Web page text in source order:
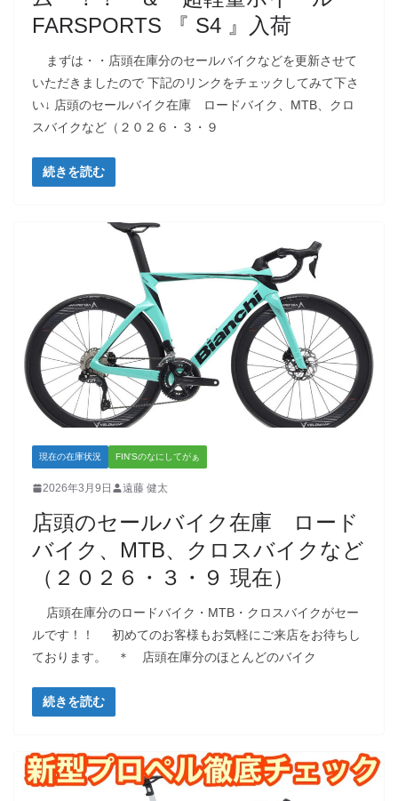
FARSPORTS 『 S4 』入荷
まずは・・店頭在庫分のセールバイクなどを更新させて
いただきましたので 下記のリンクをチェックしてみて下さ
い↓ 店頭のセールバイク在庫 ロードバイク、MTB、クロ
スバイクなど（２０２６・３・９
続きを読む
現在の在庫状況 FIN'Sのなにしてがぁ
2026年3月9日 遠藤 健太
店頭のセールバイク在庫 ロード
バイク、MTB、クロスバイクなど
（２０２６・３・９ 現在）
店頭在庫分のロードバイク・MTB・クロスバイクがセー
ルです！！ 初めてのお客様もお気軽にご来店をお待ちし
ております。 ＊ 店頭在庫分のほとんどのバイク
続きを読む